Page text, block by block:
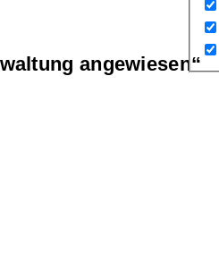
angewiesen“